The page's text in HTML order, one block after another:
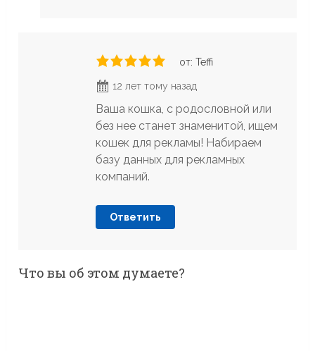
от: Teffi
12 лет тому назад
Ваша кошка, с родословной или
без нее станет знаменитой, ищем
кошек для рекламы! Набираем
базу данных для рекламных
компаний.
Ответить
Что вы об этом думаете?